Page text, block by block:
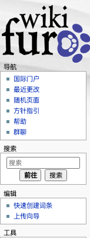
导航
国际门户
最近更改
随机页面
方针指引
帮助
群聊
搜索
编辑
快速创建词条
上传向导
工具